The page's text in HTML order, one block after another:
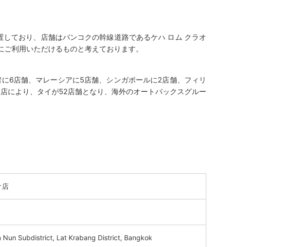
ており、店舗はバンコクの幹線道路であるケハ ロム クラオ
利用いただけるものと考えております。
店舗、マレーシアに5店舗、シンガポールに2店舗、フィリ
により、タイが52店舗となり、海外のオートバックスグルー
店
Nun Subdistrict, Lat Krabang District, Bangkok